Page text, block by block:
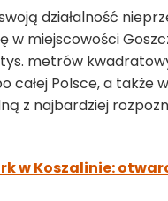
działalność
w miejscowości
metrów
całej Polsce, a także
z najbardziej
w Koszalinie: